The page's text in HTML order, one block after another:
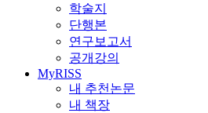
학술지
단행본
연구보고서
공개강의
MyRISS
내 추천논문
내 책장